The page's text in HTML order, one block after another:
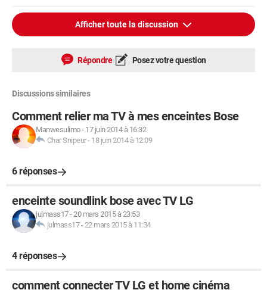
Afficher toute la discussion
Répondre Posez votre question
Discussions similaires
Comment relier ma TV à mes enceintes Bose
Manwesulimo- 17 juin 2014 à 16:32
Char Snipeur- 18 juin 2014 à 12:09
6 réponses
enceinte soundlink bose avec TV LG
julmass17-20 mars 2015 à 23:53
julmass17-22 mars 2015 à 11:34
4 réponses
comment connecter TV LG et home cinéma